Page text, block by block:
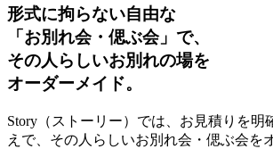
形式に拘らない自由な
「お別れ会・偲ぶ会」で、
その人らしいお別れの場を
オーダーメイド。
Story（ストーリー）では、お見積りを明
えで、その人らしいお別れ会・偲ぶ会を